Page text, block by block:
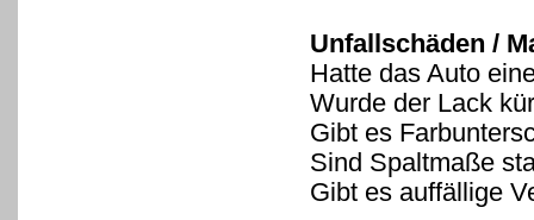
Unfallschäden /
Hatte das Auto
Wurde der Lack
Gibt es
Sind Spaltmaße
Gibt es auffällige